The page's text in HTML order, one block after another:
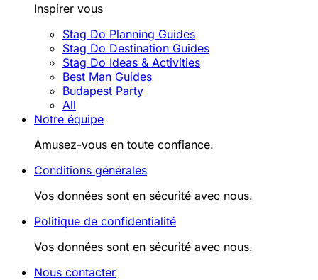
Inspirer vous
Stag Do Planning Guides
Stag Do Destination Guides
Stag Do Ideas & Activities
Best Man Guides
Budapest Party
All
Notre équipe
Amusez-vous en toute confiance.
Conditions générales
Vos données sont en sécurité avec nous.
Politique de confidentialité
Vos données sont en sécurité avec nous.
Nous contacter